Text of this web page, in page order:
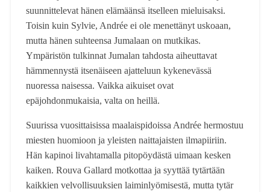
suunnittelevat hänen elämäänsä itselleen mieluisaksi.
Toisin kuin Sylvie, Andrée ei ole menettänyt uskoaan,
mutta hänen suhteensa Jumalaan on mutkikas.
Ympäristön tulkinnat Jumalan tahdosta aiheuttavat
hämmennystä itsenäiseen ajatteluun kykenevässä
nuoressa naisessa. Vaikka aikuiset ovat
epäjohdonmukaisia, valta on heillä.
Suurissa vuosittaisissa maalaispidoissa Andrée hermostuu
miesten huomioon ja yleisten naittajaisten ilmapiiriin.
Hän kapinoi livahtamalla pitopöydästä uimaan kesken
kaiken. Rouva Gallard motkottaa ja syyttää tytärtään
kaikkien velvollisuuksien laiminlyömisestä, mutta tytär